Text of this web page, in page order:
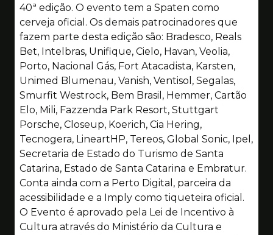
40ª edição. O evento tem a Spaten como
cerveja oficial. Os demais patrocinadores que
fazem parte desta edição são: Bradesco, Reals
Bet, Intelbras, Unifique, Cielo, Havan, Veolia,
Porto, Nacional Gás, Fort Atacadista, Karsten,
Unimed Blumenau, Vanish, Ventisol, Segalas,
Smurfit Westrock, Bem Brasil, Hemmer, Cartão
Elo, Mili, Fazzenda Park Resort, Stuttgart
Porsche, Closeup, Koerich, Cia Hering,
Tecnogera, LineartHP, Tereos, Global Sonic, Ipel,
Secretaria de Estado do Turismo de Santa
Catarina, Estado de Santa Catarina e Embratur.
Conta ainda com a Perto Digital, parceira da
acessibilidade e a Imply como tiqueteira oficial.
O Evento é aprovado pela Lei de Incentivo à
Cultura através do Ministério da Cultura e